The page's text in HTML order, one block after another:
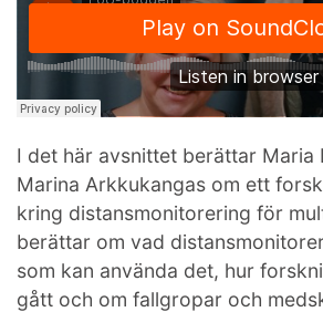
I det här avsnittet berättar Maria
Marina Arkkukangas om ett
kring distansmonitorering för
berättar om vad
som kan använda det, hur
gått och om fallgropar och